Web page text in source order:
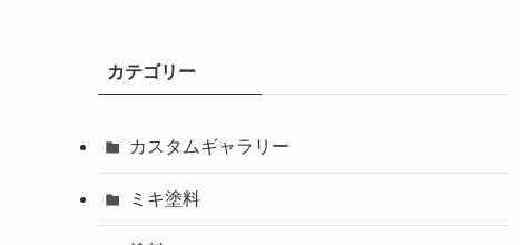
カテゴリー
カスタムギャラリー
ミキ塗料